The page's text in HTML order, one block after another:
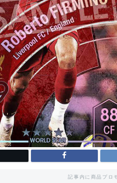
記事内に商品プロ